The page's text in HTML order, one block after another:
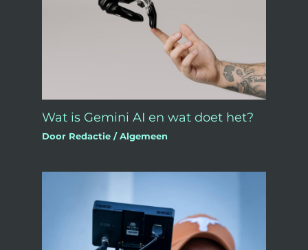
Wat is Gemini AI en wat doet het?
Door Redactie/Algemeen